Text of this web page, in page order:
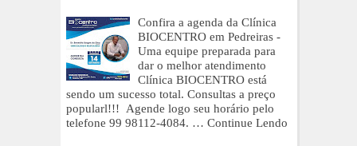
Confira a agenda da Clínica
BIOCENTRO em Pedreiras -
Uma equipe preparada para
dar o melhor atendimento
Clínica BIOCENTRO está
sendo um sucesso total. Consultas a preço
popularl!!! Agende logo seu horário pelo
telefone 99 98112-4084. … Continue Lendo